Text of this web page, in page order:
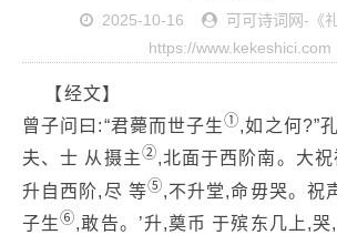
2025-10-16 可可诗词网- 《
https://www.kekeshici.com
【经文】
曾子问曰:“君薨而世子生①,如之何?”
夫、士 从摄主②,北面于西阶南。大
升自西阶,尽 等⑤,不升堂,命毋哭。祝
子生⑥,敢告。’升,奠币 于殡东几上,哭